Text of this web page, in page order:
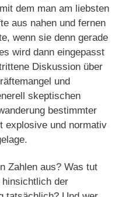
dem man am liebsten
aus nahen und fernen
wenn sie denn gerade
wird dann eingepasst
Diskussion über
und
skeptischen
bestimmter
explosive und normativ
Zahlen aus? Was tut
der